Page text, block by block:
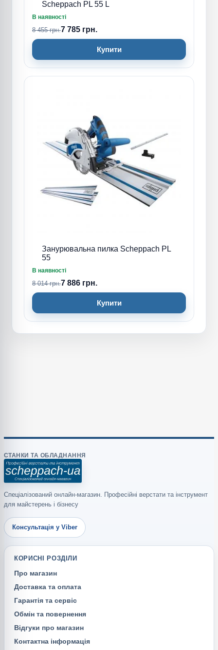
Scheppach PL 55 L
В наявності
8 455 грн.7 785 грн.
Купити
Занурювальна пилка Scheppach PL
55
В наявності
8 014 грн.7 886 грн.
Купити
СТАНКИ ТА ОБЛАДНАННЯ
Спеціалізований онлайн-магазин. Професійні верстати та інструмент
для майстерень і бізнесу
Консультація у Viber
КОРИСНІ РОЗДІЛИ
Про магазин
Доставка та оплата
Гарантія та сервіс
Обмін та повернення
Відгуки про магазин
Контактна інформація